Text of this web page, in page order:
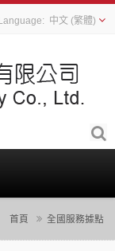
中文 (繁體)
首頁 全國服務據點